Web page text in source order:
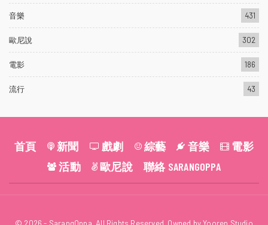
音樂 431
歐尼說 302
電影 186
流行 43
首頁 新聞 戲劇 綜藝 音樂
電影
活動
歐尼說 聯絡 SARANGOPPA